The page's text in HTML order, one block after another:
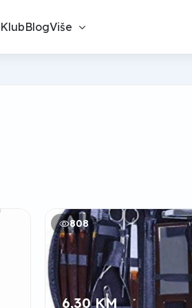
KlubBlogViše
808
6,30 KM